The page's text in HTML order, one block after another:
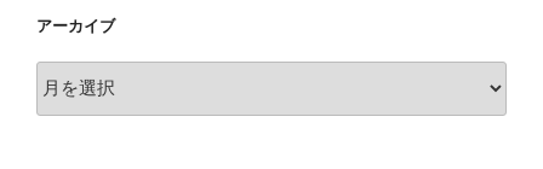
アーカイブ
ー